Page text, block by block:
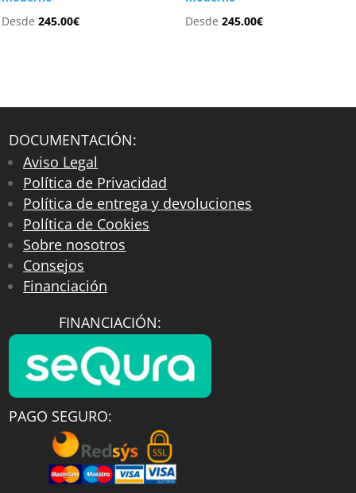
Desde245.00€
Desde 245.00€
DOCUMENTACIÓN:
Aviso Legal
Política de Privacidad
Política de entrega y devoluciones
Política de Cookies
Sobre nosotros
Consejos
Financiación
FINANCIACIÓN:
PAGO SEGURO: